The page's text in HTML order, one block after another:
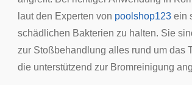
laut den Experten von poolshop123 ein
schädlichen Bakterien zu halten. Sie
zur Stoßbehandlung alles rund um das
die unterstützend zur Bromreinigung